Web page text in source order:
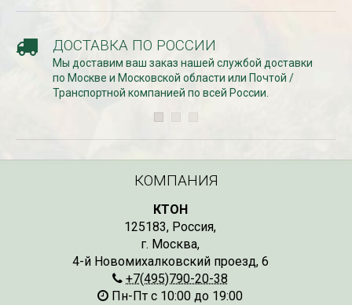
ДОСТАВКА ПО РОССИИ
Мы доставим ваш заказ нашей службой доставки
по Москве и Московской области или Почтой /
Транспортной компанией по всей России.
КОМПАНИЯ
КТОН
125183, Россия,
г. Москва,
4-й Новомихалковский проезд, 6
+7(495)790-20-38
Пн-Пт с 10:00 до 19:00